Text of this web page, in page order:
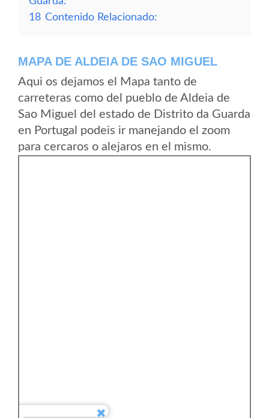
18 Contenido Relacionado:
MAPA DE ALDEIA DE SAO MIGUEL
Aqui os dejamos el Mapa tanto de
carreteras como del pueblo de Aldeia de
Sao Miguel del estado de Distrito da Guarda
en Portugal podeis ir manejando el zoom
para cercaros o alejaros en el mismo.